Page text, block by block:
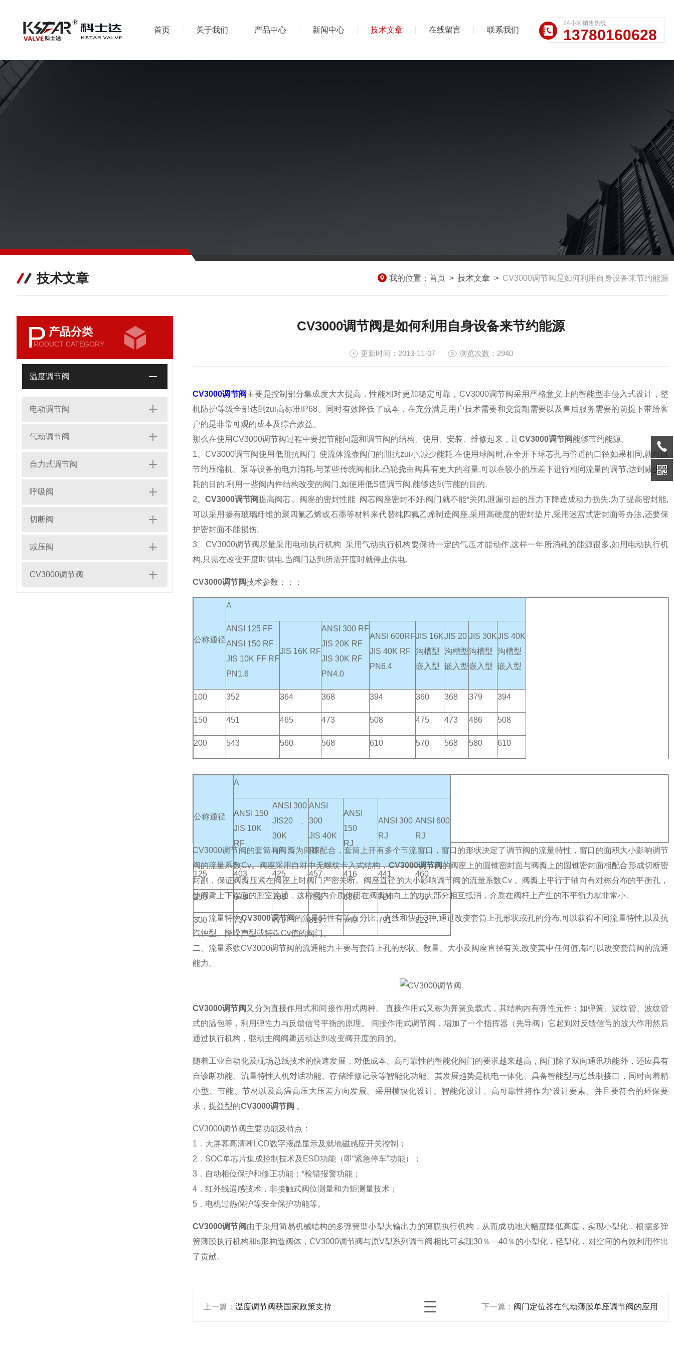
首页 关于我们 产品中心 新闻中心 技术文章 在线留言 联系我们
24小时销售热线
13780160628
技术文章 我的位置： 首页 > 技术文章 > CV3000调节阀是如何利用自身设备来节约能源
P 产品分类
RODUCT CATEGORY
温度调节阀
电动调节阀
气动调节阀
自力式调节阀
呼吸阀
切断阀
减压阀
CV3000调节阀
CV3000调节阀是如何利用自身设备来节约能源
更新时间：2013-11-07 浏览次数：2940
CV3000调节阀主要是控制部分集成度大大提高，性能相对更加稳定可靠，CV3000调节阀采用严格意义上的智能型非侵入式设计，整
机防护等级全部达到zui高标准IP68。同时有效降低了成本，在充分满足用户技术需要和交货期需要以及售后服务需要的前提下带给客
户的是非常可观的成本及综合效益。
那么在使用CV3000调节阀过程中要把节能问题和调节阀的结构、使用、安装、维修起来，让CV3000调节阀能够节约能源。
1、CV3000调节阀使用低阻抗阀门 使流体流壶阀门的阻抗zui小,减少能耗.在使用球阀时,在全开下球芯孔与管道的口径如果相同,就可以
节约压缩机、泵等设备的电力消耗.与某些传统阀相比.凸轮挠曲阀具有更大的容量,可以在较小的压差下进行相同流量的调节,达到减少能
耗的目的.利用一些阀内件结构改变的阀门,如使用低S值调节阀,能够达到节能的目的.
2、CV3000调节阀提高阀芯、阀座的密封性能 阀芯阀座密封不好,阀门就不能*关闭,泄漏引起的压力下降造成动力损失.为了提高密封能,
可以采用掺有玻璃纤维的聚四氟乙烯或石墨等材料来代替纯四氟乙烯制造阀座,采用高硬度的密封垫片,采用迷宫式密封面等办法,还要保
护密封面不能损伤。
3、CV3000调节阀尽量采用电动执行机构 采用气动执行机构要保持一定的气压才能动作,这样一年所消耗的能源很多,如用电动执行机
构,只需在改变开度时供电,当阀门达到所需开度时就停止供电.
CV3000调节阀技术参数：：：
公称通径
A
ANSI 125 FF
ANSI 150 RF
JIS 10K FF RF
PN1.6
JIS 16K RF
ANSI 300 RF
JIS 20K RF
JIS 30K RF
PN4.0
ANSI 600RF
JIS 40K RF
PN6.4
JIS 16K
沟槽型
嵌入型
JIS 20
沟槽型
嵌入型
JIS 30K
沟槽型
嵌入型
JIS 40K
沟槽型
嵌入型
100 352 364 368 394 360 368 379 394
150 451 465 473 508 475 473 486 508
200 543 560 568 610 570 568 580 610
公称通径
A
ANSI 150
JIS 10K
RF
ANSI 300
JIS20、
30K
RF
ANSI
300
JIS 40K
RF
ANSI
150
RJ
ANSI 300
RJ
ANSI 600
RJ
125 403 425 457 416 441 460
250 673 708 752 686 724 756
300 737 775 819 749 791 822
CV3000调节阀的套筒与阀瓣为间隙配合，套筒上开有多个节流窗口，窗口的形状决定了调节阀的流量特性，窗口的面积大小影响调节
阀的流量系数Cv。阀座采用自对中无螺纹卡入式结构，CV3000调节阀的阀座上的圆锥密封面与阀瓣上的圆锥密封面相配合形成切断密
封副，保证阀瓣压紧在阀座上时阀门严密关断。阀座直径的大小影响调节阀的流量系数Cv 。阀瓣上平行于轴向有对称分布的平衡孔，
使阀瓣上下端面的腔室连通，这样阀内介质作用在阀瓣轴向上的力大部分相互抵消，介质在阀杆上产生的不平衡力就非常小。
一、流量特性CV3000调节阀的流量特性有等百分比、直线和快开3种,通过改变套筒上孔形状或孔的分布,可以获得不同流量特性,以及抗
汽蚀型、降噪声型或特殊Cv值的阀门。
二、流量系数CV3000调节阀的流通能力主要与套筒上孔的形状、数量、大小及阀座直径有关,改变其中任何值,都可以改变套筒阀的流通
能力。
CV3000调节阀 又分为直接作用式和间接作用式两种。 直接作用式又称为弹簧负载式，其结构内有弹性元件：如弹簧、波纹管、波纹管
式的温包等，利用弹性力与反馈信号平衡的原理。 间接作用式调节阀，增加了一个指挥器（先导阀）它起到对反馈信号的放大作用然后
通过执行机构，驱动主阀阀瓣运动达到改变阀开度的目的。
随着工业自动化及现场总线技术的快速发展，对低成本、高可靠性的智能化阀门的要求越来越高，阀门除了双向通讯功能外，还应具有
自诊断功能、流量特性人机对话功能、存储维修记录等智能化功能。其发展趋势是机电一体化、具备智能型与总线制接口，同时向着精
小型、节能、节材以及高温高压大压差方向发展。采用模块化设计、智能化设计、高可靠性将作为*设计要素。并且要符合的环保要
求，提益型的CV3000调节阀 。
CV3000调节阀主要功能及特点：
1．大屏幕高清晰LCD数字液晶显示及就地磁感应开关控制；
2．SOC单芯片集成控制技术及ESD功能（即“紧急停车”功能）；
3．自动相位保护和修正功能；*检错报警功能；
4．红外线遥感技术，非接触式阀位测量和力矩测量技术；
5．电机过热保护等安全保护功能等。
CV3000调节阀由于采用简易机械结构的多弹簧型小型大输出力的薄膜执行机构，从而成功地大幅度降低高度，实现小型化，根据多弹
簧薄膜执行机构和s形构造阀体，CV3000调节阀与原V型系列调节阀相比可实现30％—40％的小型化，轻型化，对空间的有效利用作出
了贡献。
上一篇： 温度调节阀获国家政策支持 下一篇： 阀门定位器在气动薄膜单座调节阀的应用